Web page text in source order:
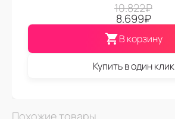
10.822₽
8.699₽
В корзину
Купить в один клик